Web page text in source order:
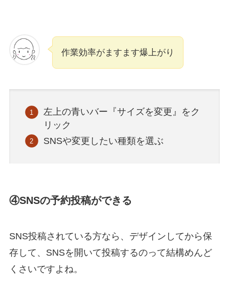
作業効率がますます爆上がり
左上の青いバー『サイズを変更』をク
リック
SNSや変更したい種類を選ぶ
④SNSの予約投稿ができる
SNS投稿されている方なら、デザインしてから保
存して、SNSを開いて投稿するのって結構めんど
くさいですよね。